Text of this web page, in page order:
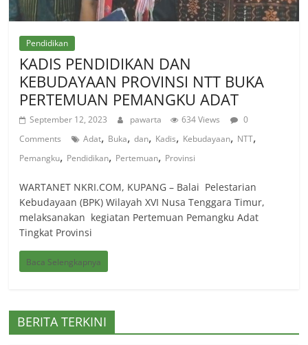
Pendidikan
KADIS PENDIDIKAN DAN
KEBUDAYAAN PROVINSI NTT BUKA
PERTEMUAN PEMANGKU ADAT
September 12, 2023 pawarta 634 Views
0
Comments
Adat, Buka,dan, Kadis, Kebudayaan, NTT,
Pemangku, Pendidikan, Pertemuan, Provinsi
WARTANET NKRI.COM, KUPANG – Balai Pelestarian
Kebudayaan (BPK) Wilayah XVI Nusa Tenggara Timur,
melaksanakan kegiatan Pertemuan Pemangku Adat
Tingkat Provinsi
Baca Selengkapnya
BERITA TERKINI